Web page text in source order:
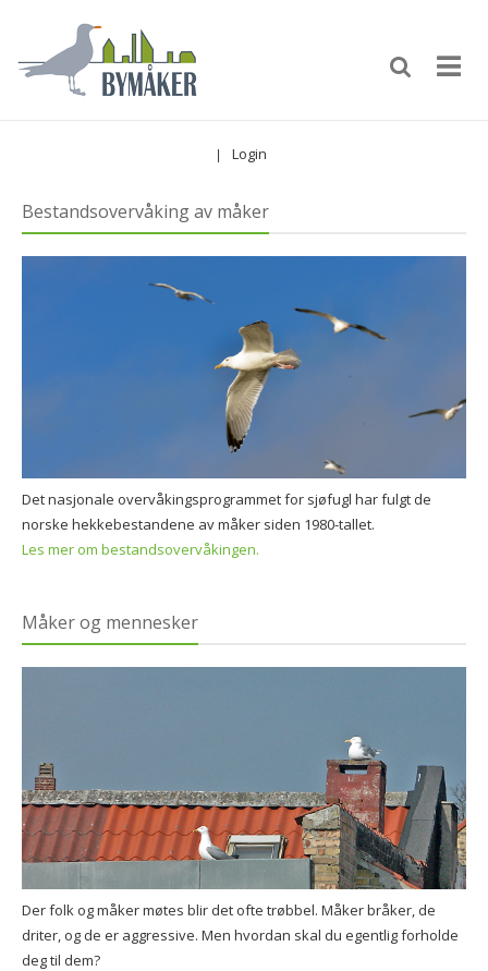
Login
Bestandsovervåking av måker
Det nasjonale overvåkingsprogrammet for sjøfugl har fulgt de
norske hekkebestandene av måker siden 1980-tallet.
Les mer om bestandsovervåkingen.
Måker og mennesker
Der folk og måker møtes blir det ofte trøbbel. Måker bråker, de
driter, og de er aggressive. Men hvordan skal du egentlig forholde
deg til dem?